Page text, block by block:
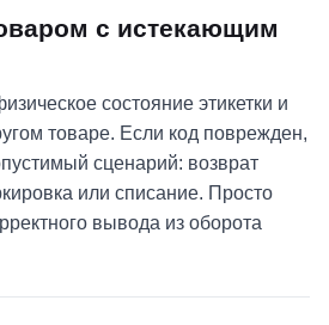
с истекающим
состояние этикетки и
товаре. Если код поврежден,
сценарий: возврат
или списание. Просто
вывода из оборота